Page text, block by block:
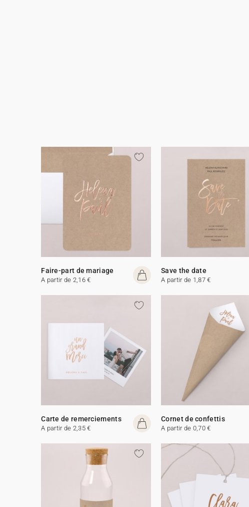
Faire-part de mariage
A partir de 2,16 €
Save the date
A partir de 1,87 €
Carte de remerciements
A partir de 2,35 €
Cornet de confettis
A partir de 0,70 €